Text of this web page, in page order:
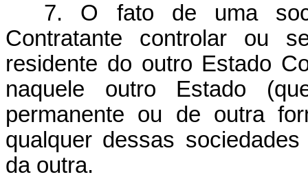
7. O fato de uma
Contratante controlar ou
residente do outro Estado
naquele outro Estado
permanente ou de outra
qualquer dessas
da outra.